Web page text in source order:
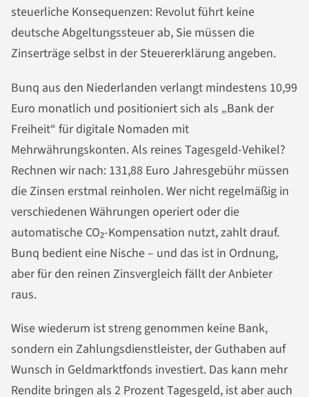
steuerliche Konsequenzen: Revolut führt keine
deutsche Abgeltungssteuer ab, Sie müssen die
Zinserträge selbst in der Steuererklärung angeben.
Bunq aus den Niederlanden verlangt mindestens 10,99
Euro monatlich und positioniert sich als „Bank der
Freiheit“ für digitale Nomaden mit
Mehrwährungskonten. Als reines Tagesgeld-Vehikel?
Rechnen wir nach: 131,88 Euro Jahresgebühr müssen
die Zinsen erstmal reinholen. Wer nicht regelmäßig in
verschiedenen Währungen operiert oder die
automatische CO₂-Kompensation nutzt, zahlt drauf.
Bunq bedient eine Nische – und das ist in Ordnung,
aber für den reinen Zinsvergleich fällt der Anbieter
raus.
Wise wiederum ist streng genommen keine Bank,
sondern ein Zahlungsdienstleister, der Guthaben auf
Wunsch in Geldmarktfonds investiert. Das kann mehr
Rendite bringen als 2 Prozent Tagesgeld, ist aber auch